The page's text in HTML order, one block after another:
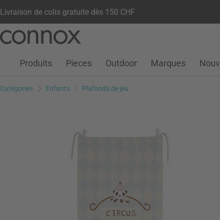
Livraison de colis gratuite dès 150 CHF
contenu
Votre compteListe de souhaits
Warenkorb
Produits Pieces Outdoor Marques
Catégories Enfants Plafonds de jeu